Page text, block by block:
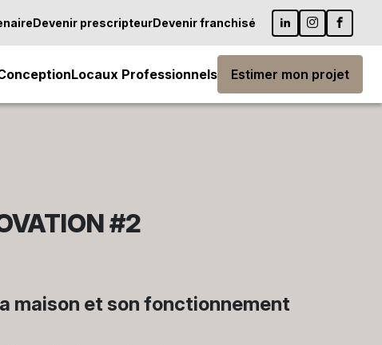
Devenir prescripteurDevenir franchisé
Locaux Professionnels Estimer mon projet
#2
maison et son fonctionnement